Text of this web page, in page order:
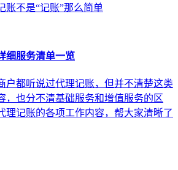
账不是“记账”那么简单
细服务清单一览
户都听说过代理记账，但并不清楚这类
，也分不清基础服务和增值服务的区
理记账的各项工作内容，帮大家清晰了